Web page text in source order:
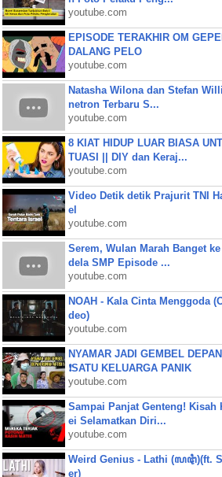
youtube.com
EPISODE TERAKHIR OM
DALANG PELO
youtube.com
Natasha Wilona dan Stefan
netron Terbaru S...
youtube.com
8 KIAT HIDUP LUAR BIASA
TUASI || DIY dan Keraj...
youtube.com
Video Detik detik Prajurit TNI
el
youtube.com
Serem, Wulan Marah Banget
dela SMP Episode ...
youtube.com
NOAH - Kala Cinta Menggoda
deo)
youtube.com
NYAMAR JADI GEMBEL
❗SATU KELUARGA PANIK
youtube.com
Sampai Panjat Genteng! Kisah
ei Selamatkan Diri...
youtube.com
Weird Genius - Lathi (ꦭꦛꦶ)(ft.
er)